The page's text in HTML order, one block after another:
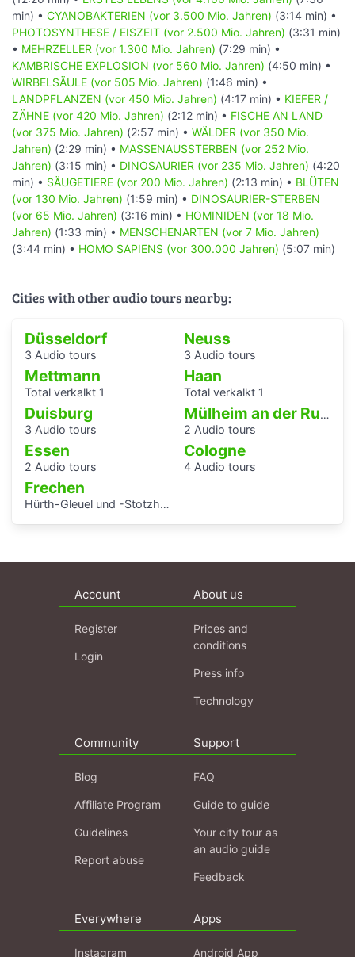
min) • CYANOBAKTERIEN (vor 3.500 Mio. Jahren) (3:14 min) •
PHOTOSYNTHESE / EISZEIT (vor 2.500 Mio. Jahren) (3:31 min)
• MEHRZELLER (vor 1.300 Mio. Jahren) (7:29 min) •
KAMBRISCHE EXPLOSION (vor 560 Mio. Jahren) (4:50 min) •
WIRBELSÄULE (vor 505 Mio. Jahren) (1:46 min) •
LANDPFLANZEN (vor 450 Mio. Jahren) (4:17 min) • KIEFER /
ZÄHNE (vor 420 Mio. Jahren) (2:12 min) • FISCHE AN LAND
(vor 375 Mio. Jahren) (2:57 min) • WÄLDER (vor 350 Mio.
Jahren) (2:29 min) • MASSENAUSSTERBEN (vor 252 Mio.
Jahren) (3:15 min) • DINOSAURIER (vor 235 Mio. Jahren) (4:20
min) • SÄUGETIERE (vor 200 Mio. Jahren) (2:13 min) • BLÜTEN
(vor 130 Mio. Jahren) (1:59 min) • DINOSAURIER-STERBEN
(vor 65 Mio. Jahren) (3:16 min) • HOMINIDEN (vor 18 Mio.
Jahren) (1:33 min) • MENSCHENARTEN (vor 7 Mio. Jahren)
(3:44 min) • HOMO SAPIENS (vor 300.000 Jahren) (5:07 min)
Cities with other audio tours nearby:
Düsseldorf
3 Audio tours
Neuss
3 Audio tours
Mettmann
Total verkalkt 1
Haan
Total verkalkt 1
Duisburg
3 Audio tours
Mülheim an der Ruhr
2 Audio tours
Essen
2 Audio tours
Cologne
4 Audio tours
Frechen
Hürth-Gleuel und -Stotzheim
Account
Register
Login
About us
Prices and
conditions
Press info
Technology
Community
Blog
Affiliate Program
Guidelines
Report abuse
Support
FAQ
Guide to guide
Your city tour as
an audio guide
Feedback
Everywhere
Instagram
Apps
Android App